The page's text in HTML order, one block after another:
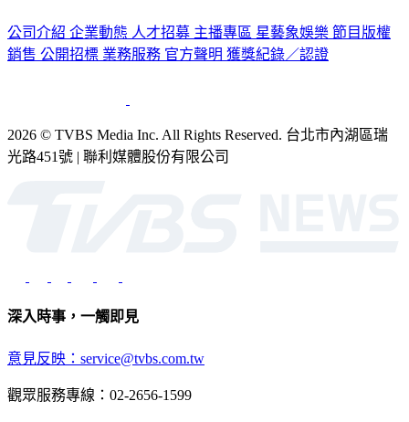
公司介紹 企業動態 人才招募 主播專區 星藝象娛樂 節目版權
銷售 公開招標 業務服務 官方聲明 獲獎紀錄／認證
2026 © TVBS Media Inc. All Rights Reserved. 台北市內湖區瑞
光路451號 | 聯利媒體股份有限公司
深入時事，一觸即見
意見反映：service@tvbs.com.tw
觀眾服務專線：02-2656-1599